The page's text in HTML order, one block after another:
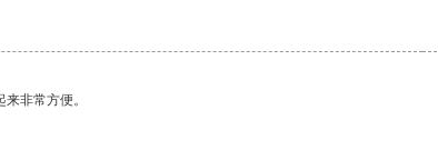
非常方便。